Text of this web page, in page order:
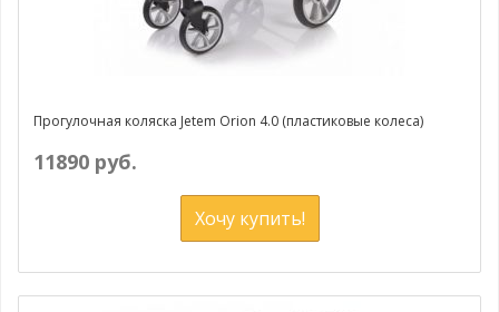
Прогулочная коляска Jetem Orion 4.0 (пластиковые колеса)
11890 руб.
Хочу купить!